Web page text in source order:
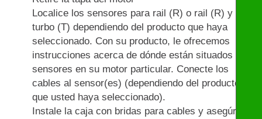
Localice los sensores para rail (R) o rail (R) y
turbo (T) dependiendo del producto que haya
seleccionado. Con su producto, le ofrecemos
instrucciones acerca de dónde están situados los
sensores en su motor particular. Conecte los
cables al sensor(es) (dependiendo del producto
que usted haya seleccionado).
Instale la caja con bridas para cables y asegúrese